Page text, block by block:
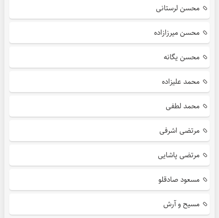
محسن لرستانی
محسن میرزازاده
محسن یگانه
محمد علیزاده
محمد لطفی
مرتضی اشرفی
مرتضی پاشایی
مسعود صادقلو
مسیح و آرش